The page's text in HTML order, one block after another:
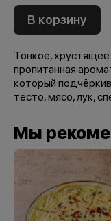
В корзину
Тонкое, хрустящее
пропитанная
который
тесто, мясо, лук,
Мы